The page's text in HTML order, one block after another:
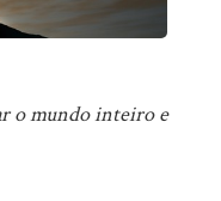
o mundo inteiro e